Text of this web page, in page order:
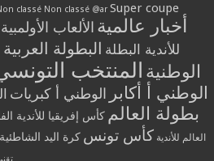
classé Non classé @ar Super coupe
أخبار عالمية الألعاب الأولمبية
للأندية البطلة البطولة
الوطنية المنتخب
الوطني أ أكابر الوطني أ كبريات
بطولة العالم كأس إفريقيا للأندية
العالم للأندية كأس تونس كرة اليد الشاطئية